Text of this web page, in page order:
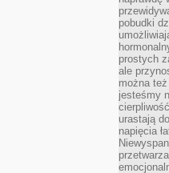
pobudki
prostych
ale
można
jesteśmy
urastają
napięcia